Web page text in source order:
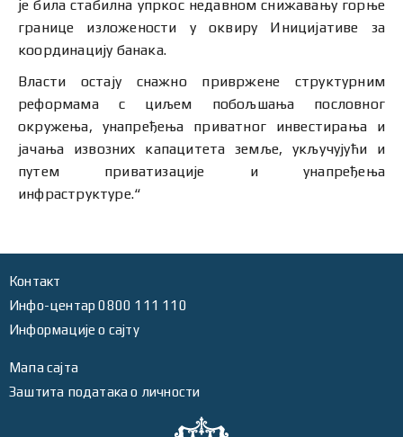
је била стабилна упркос недавном снижавању горње
границе изложености у оквиру Иницијативе за
координацију банака.
Власти остају снажно привржене структурним
реформама с циљем побољшања пословног
окружења, унапређења приватног инвестирања и
јачања извозних капацитета земље, укључујући и
путем приватизације и унапређења
инфраструктуре.“
Контакт
Инфо-центар 0800 111 110
Информације о сајту
Мапа сајта
Заштита података о личности